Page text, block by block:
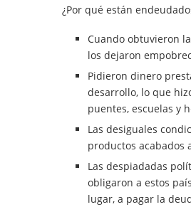
¿Por qué están
Cuando obtuvieron
los dejaron
Pidieron dinero
desarrollo, lo que
puentes, escuelas y
Las desiguales
productos acabados
Las despiadadas
obligaron a estos
lugar, a pagar la